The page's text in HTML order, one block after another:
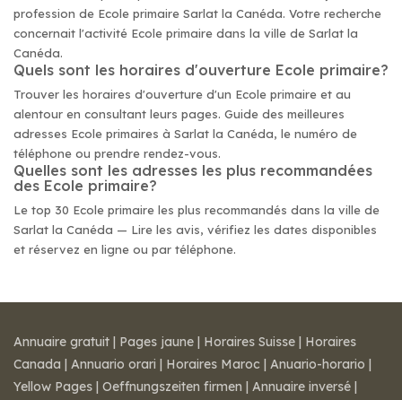
profession de Ecole primaire Sarlat la Canéda. Votre recherche
concernait l'activité Ecole primaire dans la ville de Sarlat la
Canéda.
Quels sont les horaires d'ouverture Ecole primaire?
Trouver les horaires d'ouverture d'un Ecole primaire et au
alentour en consultant leurs pages. Guide des meilleures
adresses Ecole primaires à Sarlat la Canéda, le numéro de
téléphone ou prendre rendez-vous.
Quelles sont les adresses les plus recommandées
des Ecole primaire?
Le top 30 Ecole primaire les plus recommandés dans la ville de
Sarlat la Canéda — Lire les avis, vérifiez les dates disponibles
et réservez en ligne ou par téléphone.
Annuaire gratuit | Pages jaune | Horaires Suisse | Horaires
Canada | Annuario orari | Horaires Maroc | Anuario-horario |
Yellow Pages | Oeffnungszeiten firmen | Annuaire inversé |